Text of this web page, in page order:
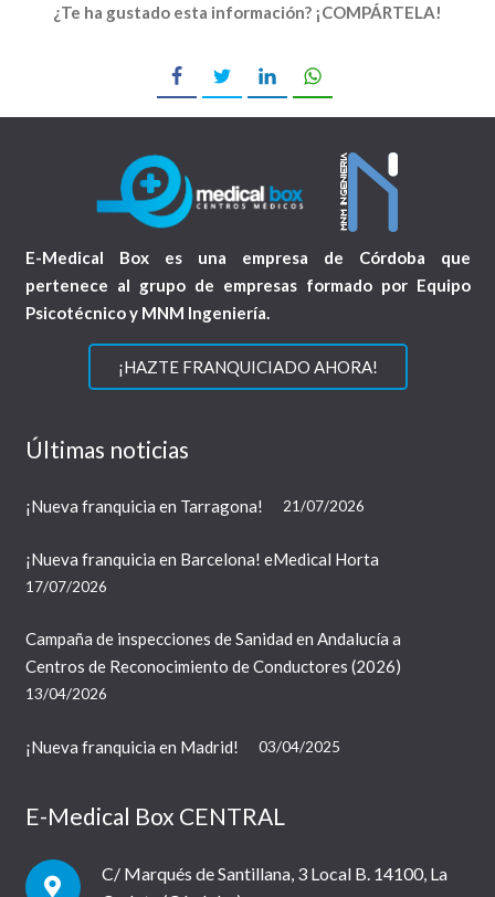
¿Te ha gustado esta información? ¡COMPÁRTELA!
E-Medical Box es una empresa de Córdoba que
pertenece al grupo de empresas formado por Equipo
Psicotécnico y MNM Ingeniería.
¡HAZTE FRANQUICIADO AHORA!
Últimas noticias
¡Nueva franquicia en Tarragona! 21/07/2026
¡Nueva franquicia en Barcelona! eMedical Horta
17/07/2026
Campaña de inspecciones de Sanidad en Andalucía a
Centros de Reconocimiento de Conductores (2026)
13/04/2026
¡Nueva franquicia en Madrid! 03/04/2025
E-Medical Box CENTRAL
C/ Marqués de Santillana, 3 Local B. 14100, La